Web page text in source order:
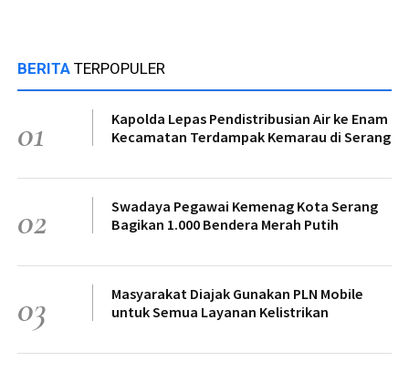
BERITA TERPOPULER
01
Kapolda Lepas Pendistribusian Air ke Enam
Kecamatan Terdampak Kemarau di Serang
02
Swadaya Pegawai Kemenag Kota Serang
Bagikan 1.000 Bendera Merah Putih
03
Masyarakat Diajak Gunakan PLN Mobile
untuk Semua Layanan Kelistrikan